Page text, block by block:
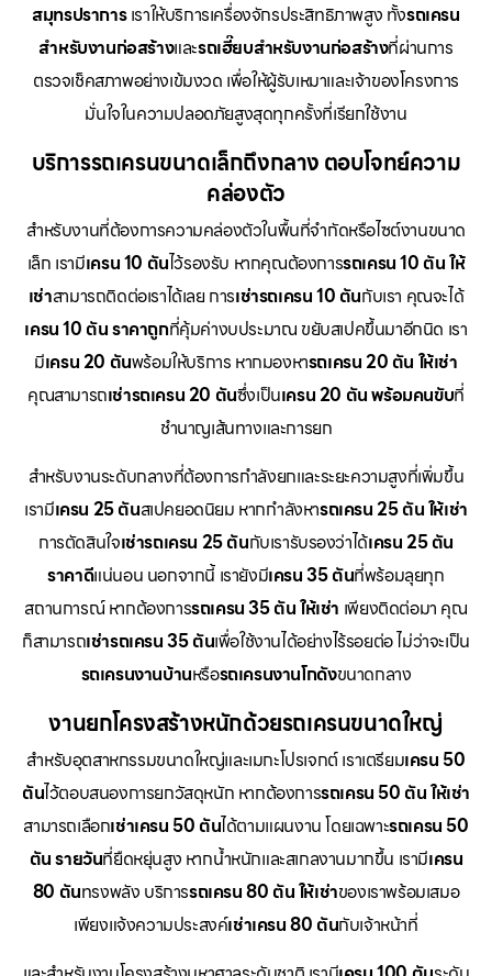
สมุทรปราการเราให้บริการเครื่องจักรประสิทธิภาพสูง ทั้งรถเครน
สำหรับงานก่อสร้างและรถเฮี๊ยบสำหรับงานก่อสร้างที่ผ่านการ
ตรวจเช็คสภาพอย่างเข้มงวด เพื่อให้ผู้รับเหมาและเจ้าของโครงการ
มั่นใจในความปลอดภัยสูงสุดทุกครั้งที่เรียกใช้งาน
บริการรถเครนขนาดเล็กถึงกลาง ตอบโจทย์ความ
คล่องตัว
สำหรับงานที่ต้องการความคล่องตัวในพื้นที่จำกัดหรือไซต์งานขนาด
เล็ก เรามีเครน 10 ตันไว้รองรับ หากคุณต้องการรถเครน 10 ตัน ให้
เช่าสามารถติดต่อเราได้เลย การเช่ารถเครน 10 ตันกับเรา คุณจะได้
เครน 10 ตัน ราคาถูกที่คุ้มค่างบประมาณ ขยับสเปคขึ้นมาอีกนิด เรา
มีเครน 20 ตันพร้อมให้บริการ หากมองหารถเครน 20 ตัน ให้เช่า
คุณสามารถเช่ารถเครน 20 ตันซึ่งเป็นเครน 20 ตัน พร้อมคนขับที่
ชำนาญเส้นทางและการยก
สำหรับงานระดับกลางที่ต้องการกำลังยกและระยะความสูงที่เพิ่มขึ้น
เรามีเครน 25 ตันสเปคยอดนิยม หากกำลังหารถเครน 25 ตัน ให้เช่า
การตัดสินใจเช่ารถเครน 25 ตันกับเรารับรองว่าได้เครน 25 ตัน
ราคาดีแน่นอน นอกจากนี้ เรายังมีเครน 35 ตันที่พร้อมลุยทุก
สถานการณ์ หากต้องการรถเครน 35 ตัน ให้เช่า เพียงติดต่อมา คุณ
ก็สามารถเช่ารถเครน 35 ตันเพื่อใช้งานได้อย่างไร้รอยต่อ ไม่ว่าจะเป็น
รถเครนงานบ้านหรือรถเครนงานโกดังขนาดกลาง
งานยกโครงสร้างหนักด้วยรถเครนขนาดใหญ่
สำหรับอุตสาหกรรมขนาดใหญ่และเมกะโปรเจกต์ เราเตรียมเครน 50
ตันไว้ตอบสนองการยกวัสดุหนัก หากต้องการรถเครน 50 ตัน ให้เช่า
สามารถเลือกเช่าเครน 50 ตันได้ตามแผนงาน โดยเฉพาะรถเครน 50
ตัน รายวันที่ยืดหยุ่นสูง หากน้ำหนักและสเกลงานมากขึ้น เรามีเครน
80 ตันทรงพลัง บริการรถเครน 80 ตัน ให้เช่าของเราพร้อมเสมอ
เพียงแจ้งความประสงค์เช่าเครน 80 ตันกับเจ้าหน้าที่